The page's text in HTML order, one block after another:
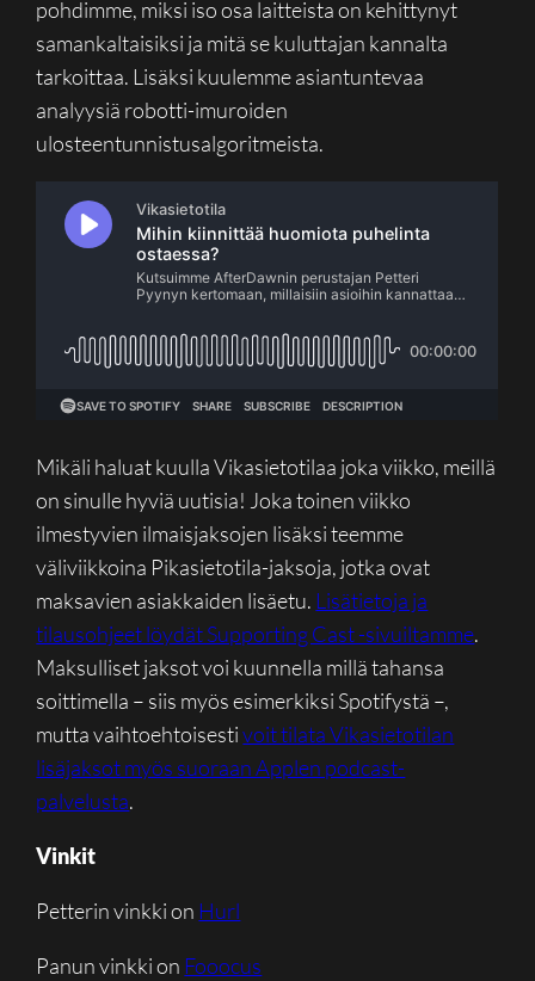
pohdimme, miksi iso osa laitteista on kehittynyt
samankaltaisiksi ja mitä se kuluttajan kannalta
tarkoittaa. Lisäksi kuulemme asiantuntevaa
analyysiä robotti-imuroiden
ulosteentunnistusalgoritmeista.
Mikäli haluat kuulla Vikasietotilaa joka viikko, meillä
on sinulle hyviä uutisia! Joka toinen viikko
ilmestyvien ilmaisjaksojen lisäksi teemme
väliviikkoina Pikasietotila-jaksoja, jotka ovat
maksavien asiakkaiden lisäetu. Lisätietoja ja
tilausohjeet löydät Supporting Cast -sivuiltamme.
Maksulliset jaksot voi kuunnella millä tahansa
soittimella – siis myös esimerkiksi Spotifystä –,
mutta vaihtoehtoisestivoit tilata Vikasietotilan
lisäjaksot myös suoraan Applen podcast-
palvelusta.
Vinkit
Petterin vinkki on Hurl
Panun vinkki on Fooocus